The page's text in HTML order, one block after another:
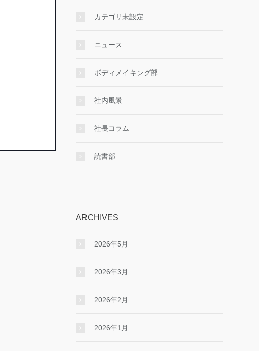
カテゴリ未設定
ニュース
ボディメイキング部
社内風景
社長コラム
読書部
ARCHIVES
2026年5月
2026年3月
2026年2月
2026年1月